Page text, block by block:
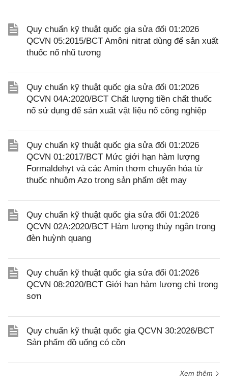
Quy chuẩn kỹ thuật quốc gia sửa đổi 01:2026
QCVN 05:2015/BCT Amôni nitrat dùng để sản xuất
thuốc nổ nhũ tương
Quy chuẩn kỹ thuật quốc gia sửa đổi 01:2026
QCVN 04A:2020/BCT Chất lượng tiền chất thuốc
nổ sử dụng để sản xuất vật liệu nổ công nghiệp
Quy chuẩn kỹ thuật quốc gia sửa đổi 01:2026
QCVN 01:2017/BCT Mức giới hạn hàm lượng
Formaldehyt và các Amin thơm chuyển hóa từ
thuốc nhuộm Azo trong sản phẩm dệt may
Quy chuẩn kỹ thuật quốc gia sửa đổi 01:2026
QCVN 02A:2020/BCT Hàm lượng thủy ngân trong
đèn huỳnh quang
Quy chuẩn kỹ thuật quốc gia sửa đổi 01:2026
QCVN 08:2020/BCT Giới hạn hàm lượng chì trong
sơn
Quy chuẩn kỹ thuật quốc gia QCVN 30:2026/BCT
Sản phẩm đồ uống có cồn
Xem thêm